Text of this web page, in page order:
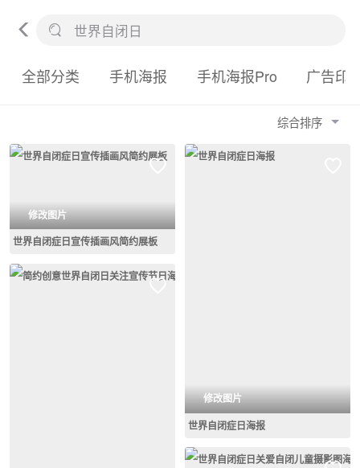
全部分类 手机海报 手机海报Pro 广告印
综合排序
修改图片
世界自闭症日宣传插画风简约展板
修改图片
世界自闭症日海报